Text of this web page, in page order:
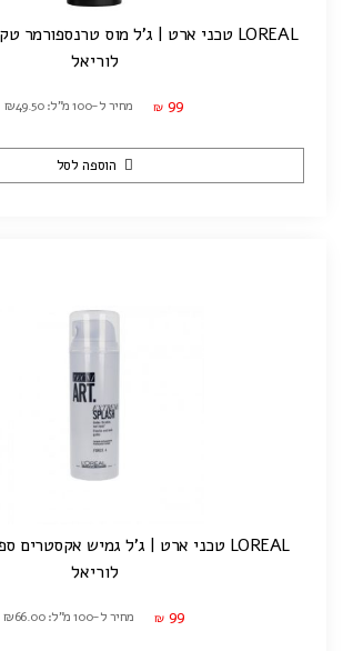
LOREAL טכני ארט | ג'ל מוס טרנספורמר טקסטור | 200 מ"ל
לוריאל
₪ 99 מחיר ל-100 מ"ל: ₪49.50
הוספה לסל
LOREAL טכני ארט | ג'ל גמיש אקסטרים ספלאש | 150 מ"ל
לוריאל
₪ 99 מחיר ל-100 מ"ל: ₪66.00